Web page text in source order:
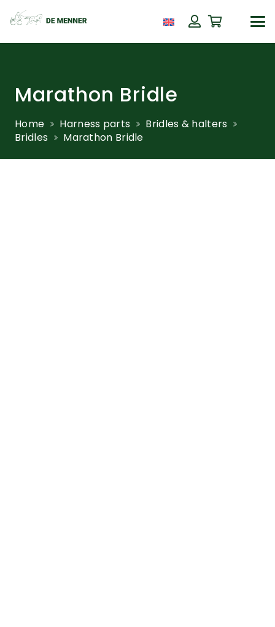
Marathon Bridle
Home Harness parts
Bridles & halters
Bridles
Marathon Bridle